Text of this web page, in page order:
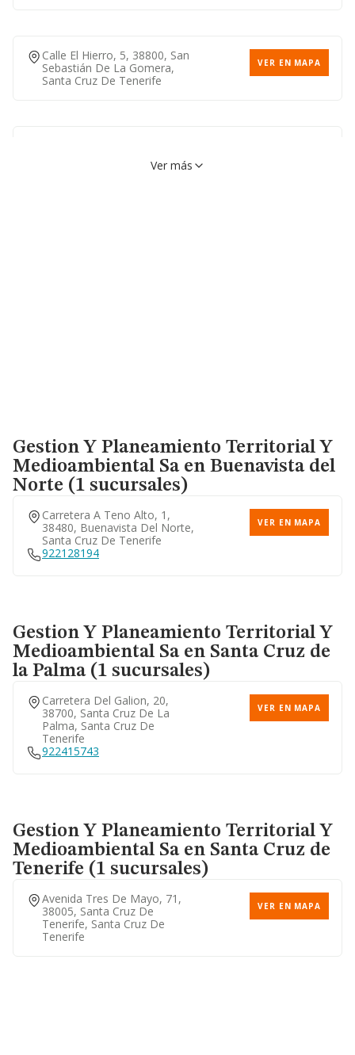
Calle El Hierro, 5, 38800, San
Sebastián De La Gomera,
Santa Cruz De Tenerife
VER EN MAPA
38800, San Sebastián De La
Gomera, Santa Cruz DeVer más
Gestion Y Planeamiento Territorial Y
Medioambiental Saen Buenavista del
Norte (1 sucursales)
Carretera A Teno Alto, 1,
38480, Buenavista Del Norte,
Santa Cruz De Tenerife
VER EN MAPA
922128194
Gestion Y Planeamiento Territorial Y
Medioambiental Saen Santa Cruz de
la Palma (1 sucursales)
Carretera Del Galion, 20,
38700, Santa Cruz De La
Palma, Santa Cruz De
Tenerife
VER EN MAPA
922415743
Gestion Y Planeamiento Territorial Y
Medioambiental Saen Santa Cruz de
Tenerife (1 sucursales)
Avenida Tres De Mayo, 71,
38005, Santa Cruz De
Tenerife, Santa Cruz De
Tenerife
VER EN MAPA